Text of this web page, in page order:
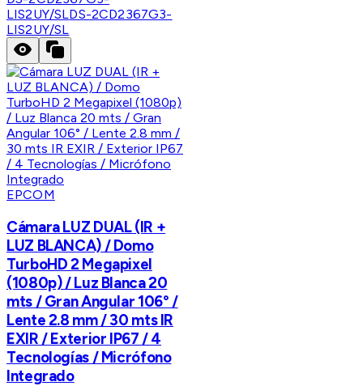
LIS2UY/SLDS-2CD2367G3-
LIS2UY/SL
EPCOM
Cámara LUZ DUAL (IR +
LUZ BLANCA) / Domo
TurboHD 2 Megapixel
(1080p) / Luz Blanca 20
mts / Gran Angular 106° /
Lente 2.8 mm / 30 mts IR
EXIR / Exterior IP67 / 4
Tecnologías / Micrófono
Integrado